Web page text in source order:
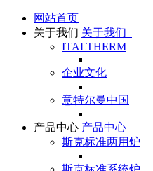
网站首页
关于我们 关于我们
ITALTHERM
企业文化
意特尔曼中国
产品中心 产品中心
斯克标准两用炉